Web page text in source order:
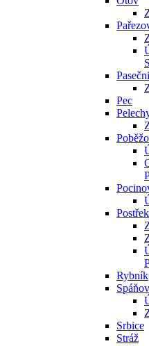
Pec
Rybník
Spáňov
Srbice
Stráž